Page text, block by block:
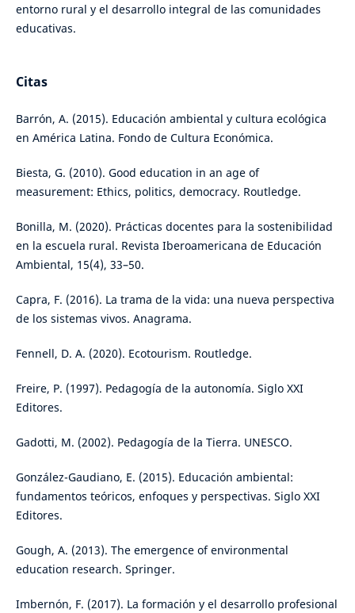
entorno rural y el desarrollo integral de las comunidades
educativas.
Citas
Barrón, A. (2015). Educación ambiental y cultura ecológica
en América Latina. Fondo de Cultura Económica.
Biesta, G. (2010). Good education in an age of
measurement: Ethics, politics, democracy. Routledge.
Bonilla, M. (2020). Prácticas docentes para la sostenibilidad
en la escuela rural. Revista Iberoamericana de Educación
Ambiental, 15(4), 33–50.
Capra, F. (2016). La trama de la vida: una nueva perspectiva
de los sistemas vivos. Anagrama.
Fennell, D. A. (2020). Ecotourism. Routledge.
Freire, P. (1997). Pedagogía de la autonomía. Siglo XXI
Editores.
Gadotti, M. (2002). Pedagogía de la Tierra. UNESCO.
González-Gaudiano, E. (2015). Educación ambiental:
fundamentos teóricos, enfoques y perspectivas. Siglo XXI
Editores.
Gough, A. (2013). The emergence of environmental
education research. Springer.
Imbernón, F. (2017). La formación y el desarrollo profesional